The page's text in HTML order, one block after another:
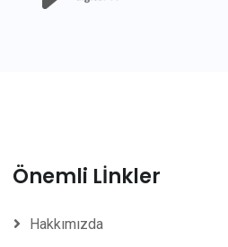
Önemli Lİnkler
Hakkımızda